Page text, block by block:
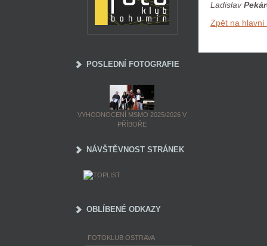
POSLEDNÍ FOTOGRAFIE
VYHODNOCENÍ MSMO 2025/2026 V
PŘÍBOŘE
NÁVŠTĚVNOST STRÁNEK
OBLÍBENÉ ODKAZY
FOTOKLUB OSTRAVA
Ladislav
Zpět na hlavní